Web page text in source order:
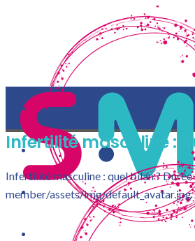
Infertilité masculine :
Infertilité masculine : quel bilan ?
member/assets/img/default_avatar.jpg